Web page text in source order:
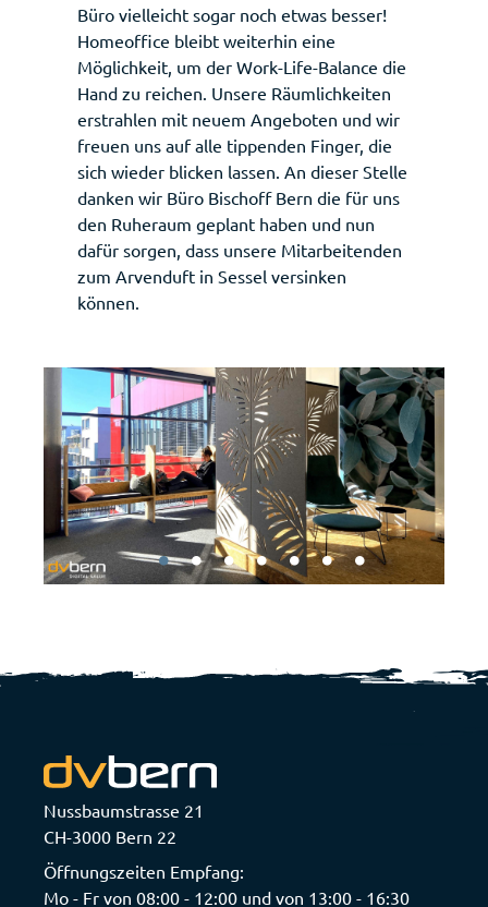
Büro vielleicht sogar noch etwas besser!
Homeoffice bleibt weiterhin eine
Möglichkeit, um der Work-Life-Balance die
Hand zu reichen. Unsere Räumlichkeiten
erstrahlen mit neuem Angeboten und wir
freuen uns auf alle tippenden Finger, die
sich wieder blicken lassen. An dieser Stelle
danken wir Büro Bischoff Bern die für uns
den Ruheraum geplant haben und nun
dafür sorgen, dass unsere Mitarbeitenden
zum Arvenduft in Sessel versinken
können.
Nussbaumstrasse 21
CH-3000 Bern 22
Öffnungszeiten Empfang:
Mo - Fr von 08:00 - 12:00 und von 13:00 - 16:30